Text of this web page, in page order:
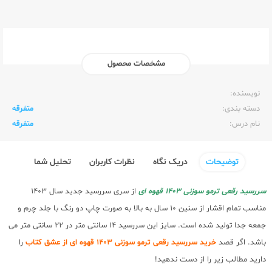
مشخصات محصول
نویسنده:‌
دسته بندی:
متفرقه
نام درس:
متفرقه
توضیحات دریک نگاه نظرات کاربران تحلیل شما
سررسید رقعی ترمو سوزنی 1403 قهوه ای
از سری سررسید جدید سال 1403
مناسب تمام اقشار از سنین 10 سال به بالا به صورت چاپ دو رنگ با جلد چرم و
جمعه جدا تولید شده است. سایز این سررسید 14 سانتی متر در 22 سانتی متر می
باشد. اگر قصد خرید سررسید رقعی ترمو سوزنی 1403 قهوه ای از عشق کتاب
را
دارید مطالب زیر را از دست ندهید!